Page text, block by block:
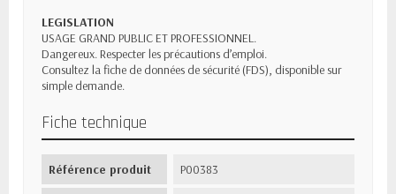
LEGISLATION
USAGE GRAND PUBLIC ET PROFESSIONNEL.
Dangereux. Respecter les précautions d’emploi.
Consultez la fiche de données de sécurité (FDS), disponible sur
simple demande.
Fiche technique
Référence produit P00383